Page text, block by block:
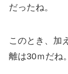
だったね。
このとき、加
離は30ｍだね